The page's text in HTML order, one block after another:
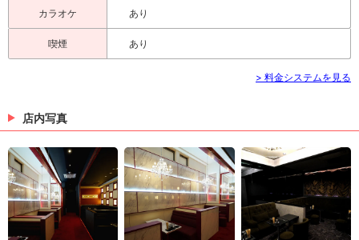
カラオケ あり
喫煙 あり
> 料金システムを見る
店内写真